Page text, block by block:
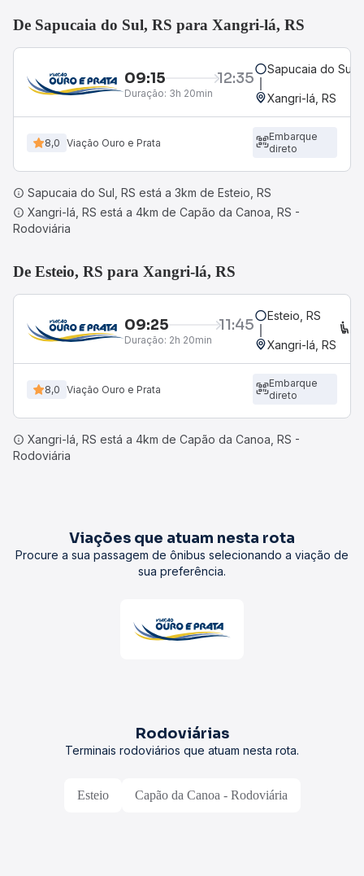
De Sapucaia do Sul, RS para Xangri-lá, RS
09:15 12:35
Duração: 3h 20min
Sapucaia do Sul,
Xangri-lá, RS
8,0 Viação Ouro e Prata
Embarque
direto
Sapucaia do Sul, RS está a 3km de Esteio, RS
Xangri-lá, RS está a 4km de Capão da Canoa, RS -
Rodoviária
De Esteio, RS para Xangri-lá, RS
09:25 11:45
Duração: 2h 20min
Esteio, RS
Xangri-lá, RS
8,0 Viação Ouro e Prata
Embarque
direto
Xangri-lá, RS está a 4km de Capão da Canoa, RS -
Rodoviária
Viações que atuam nesta rota
Procure a sua passagem de ônibus selecionando a viação de
sua preferência.
Rodoviárias
Terminais rodoviários que atuam nesta rota.
Esteio Capão da Canoa - Rodoviária